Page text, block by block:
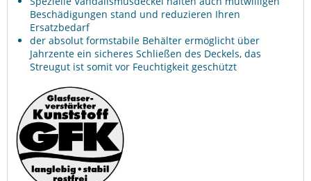
Beschädigungen stand und reduzieren Ihren
Ersatzbedarf
der absolut formstabile Behälter ermöglicht über
Jahrzente ein sicheres Schließen des Deckels, das
Streugut ist somit vor Feuchtigkeit geschützt